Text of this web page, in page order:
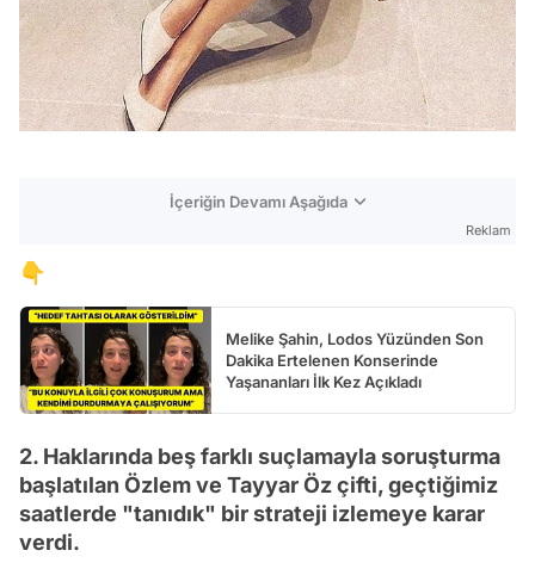
İçeriğin Devamı Aşağıda
Reklam
👇
Melike Şahin, Lodos Yüzünden Son
Dakika Ertelenen Konserinde
Yaşananları İlk Kez Açıkladı
2. Haklarında beş farklı suçlamayla soruşturma
başlatılan Özlem ve Tayyar Öz çifti, geçtiğimiz
saatlerde "tanıdık" bir strateji izlemeye karar
verdi.